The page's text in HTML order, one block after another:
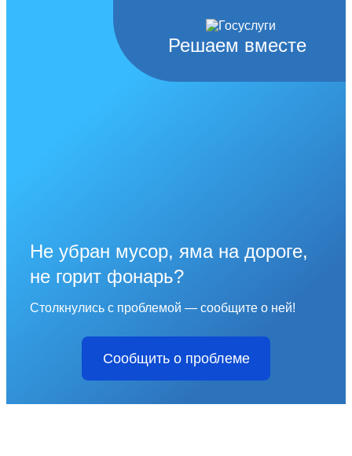
Решаем вместе
Не убран мусор, яма на дороге,
не горит фонарь?
Столкнулись с проблемой — сообщите о ней!
Сообщить о проблеме